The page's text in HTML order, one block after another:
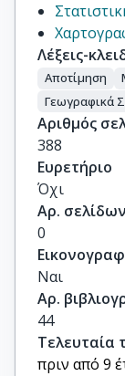
Λέξεις-
Αποτίμηση
Γεωγραφικά
Αριθμός
388
Ευρετήριο
Όχι
Αρ.
0
Ναι
Αρ.
44
Τελευταία
πριν από 9